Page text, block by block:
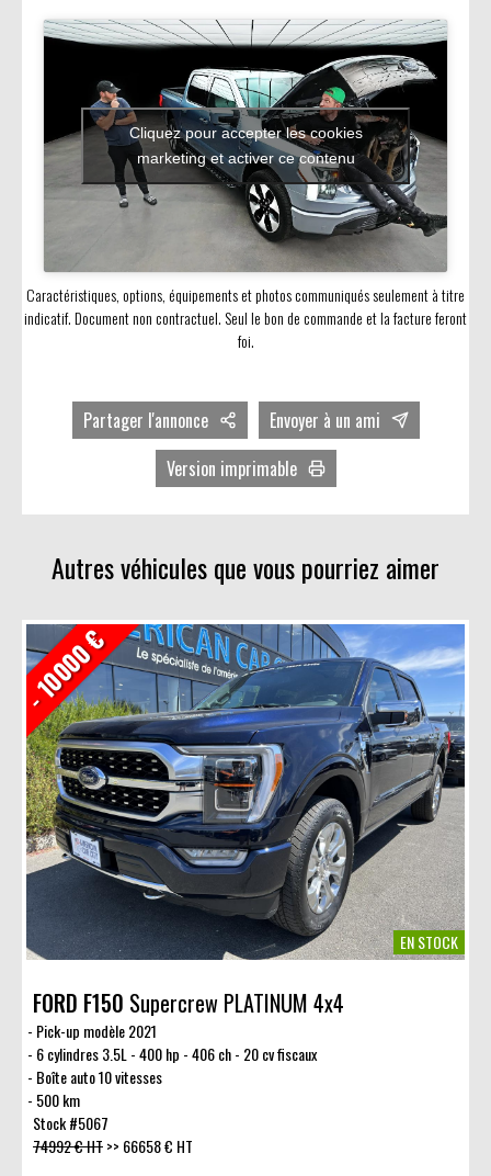
Cliquez pour accepter les cookies
marketing et activer ce contenu
Caractéristiques, options, équipements et photos communiqués seulement à titre
indicatif. Document non contractuel. Seul le bon de commande et la facture feront
foi.
Partager l'annonce Envoyer à un ami
Version imprimable
Autres véhicules que vous pourriez aimer
- 10000 €
EN STOCK
FORD F150 Supercrew PLATINUM 4x4
Pick-up modèle 2021
6 cylindres 3.5L - 400 hp - 406 ch - 20 cv fiscaux
Boîte auto 10 vitesses
500 km
Stock #5067
74992 € HT>> 66658 € HT